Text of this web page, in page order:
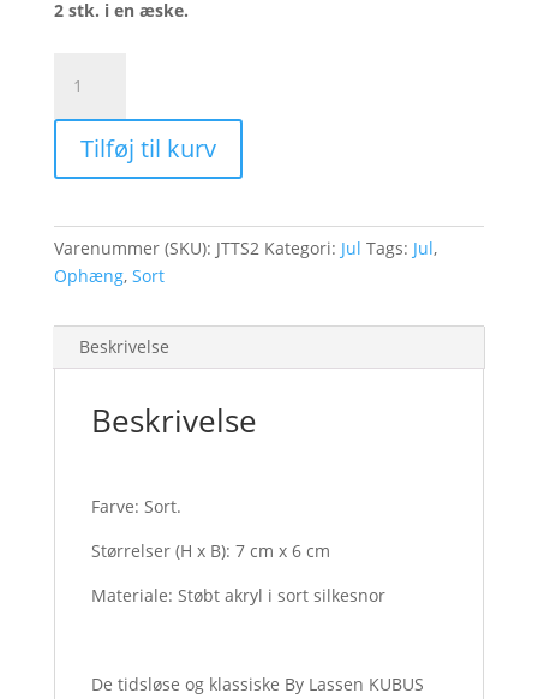
2 stk. i en æske.
takker,
sort
2
antal
Tilføj til kurv
Varenummer (SKU): JTTS2 Kategori: Jul Tags: Jul,
Ophæng, Sort
Beskrivelse
Beskrivelse
Farve: Sort.
Størrelser (H x B): 7 cm x 6 cm
Materiale: Støbt akryl i sort silkesnor
De tidsløse og klassiske By Lassen KUBUS